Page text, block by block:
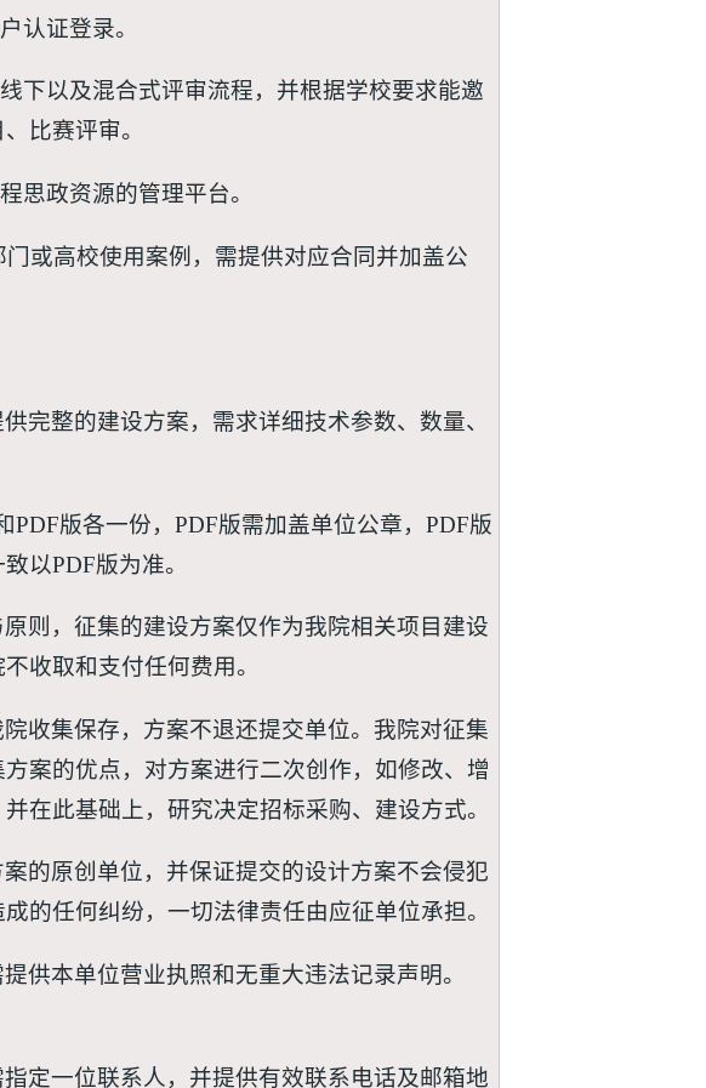
认证登录。
下以及混合式评审流程，并根据学校要求能邀
比赛评审。
思政资源的管理平台。
门或高校使用案例，需提供对应合同并加盖公
完整的建设方案，需求详细技术参数、数量、
PDF版各一份，PDF版需加盖单位公章，PDF版
以PDF版为准。
则，征集的建设方案仅作为我院相关项目建设
收取和支付任何费用。
收集保存，方案不退还提交单位。我院对征集
案的优点，对方案进行二次创作，如修改、增
在此基础上，研究决定招标采购、建设方式。
的原创单位，并保证提交的设计方案不会侵犯
的任何纠纷，一切法律责任由应征单位承担。
供本单位营业执照和无重大违法记录声明。
定一位联系人，并提供有效联系电话及邮箱地